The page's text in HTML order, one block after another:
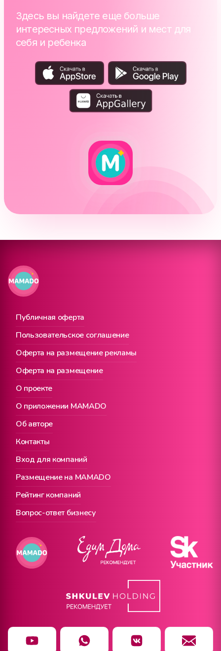
Здесь вы найдете еще больше
интересных предложений и мест для
себя и ребенка
Публичная оферта
О проекте
Вход для компаний
Пользовательское соглашение
О приложении MAMADO
Размещение на MAMADO
Оферта на размещение рекламы
Об авторе
Рейтинг компаний
Оферта на размещение
Контакты
Вопрос-ответ бизнесу